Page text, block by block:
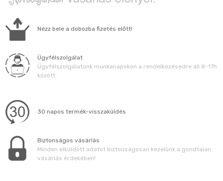
Nézz bele a dobozba fizetés előtt!
Ügyfélszolgálat
Ügyfélszolgálatunk munkanapokon a rendelkezésedre áll 8-17h
között.
30 napos termék-visszaküldés
Biztonságos vásárlás
Minden elküldött adatot biztonságosan kezelünk a gondtalan
vásárlás érdekében!